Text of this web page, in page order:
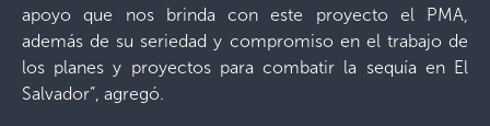
apoyo que nos brinda con este proyecto el PMA,
además de su seriedad y compromiso en el trabajo de
los planes y proyectos para combatir la sequía en El
Salvador”, agregó.